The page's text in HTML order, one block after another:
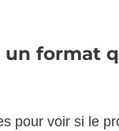
format
pour voir si le